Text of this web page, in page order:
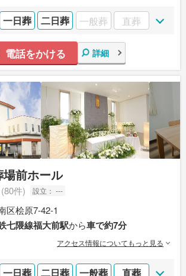
一日葬 二日葬 一般葬 直葬
電話をかける 詳細
前ホール
(80件) 設立： ---
区桧原7-42-1
七隈線福大前駅から車で約7分
アクセス情報についてもっと見る
一日葬 二日葬 一般葬 直葬